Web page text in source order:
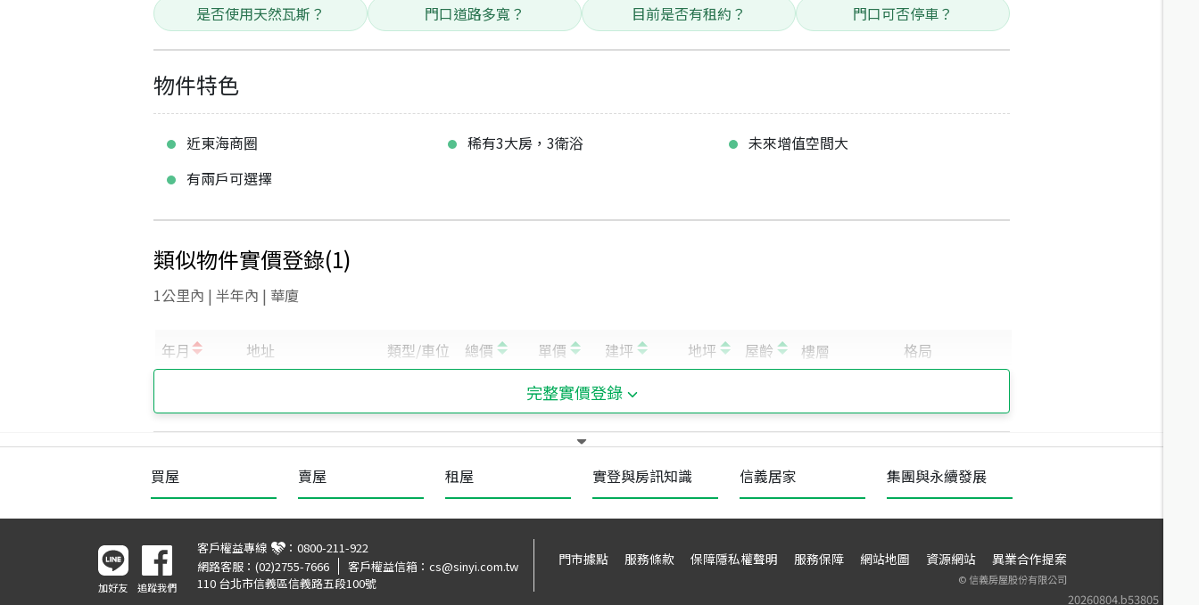
是否使用天然瓦斯？ 門口道路多寬？ 目前是否有租約？ 門口可否停車？
物件特色
近東海商圈 稀有3大房，3衛浴
未來增值空間大
有兩戶可選擇
類似物件實價登錄(1)
1公里內 | 半年內 | 華廈
完整實價登錄
買屋 賣屋 租屋 實登與房訊知識 信義居家 集團與永續發展
20260804.b53805
加好友 追蹤我們
客戶權益專線 ： 0800-211-922
網路客服： (02)2755-7666 客戶權益信箱： cs@sinyi.com.tw
110 台北市信義區信義路五段100號
門市據點 服務條款 保障隱私權聲明 服務保障 網站地圖 資源網站 異業合作提案
©信義房屋股份有限公司